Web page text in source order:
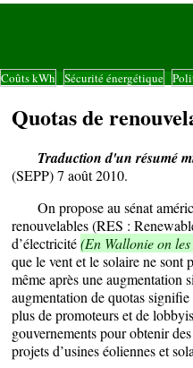
Coûts kWh Sécurité énergétique
Quotas de
Traduction d'un résumé
(SEPP) 7 août 2010.
On propose au sénat
renouvelables (RES :
d’électricité(En Wallonie on
que le vent et le solaire ne sont
même après une augmentation
augmentation de quotas
plus de promoteurs et de
gouvernements pour obtenir
projets d’usines éoliennes et